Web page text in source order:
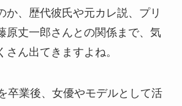
か、歴代彼氏や元カレ説、プリ
原丈一郎さんとの関係まで、気
さん出てきますよね。
卒業後、女優やモデルとして活